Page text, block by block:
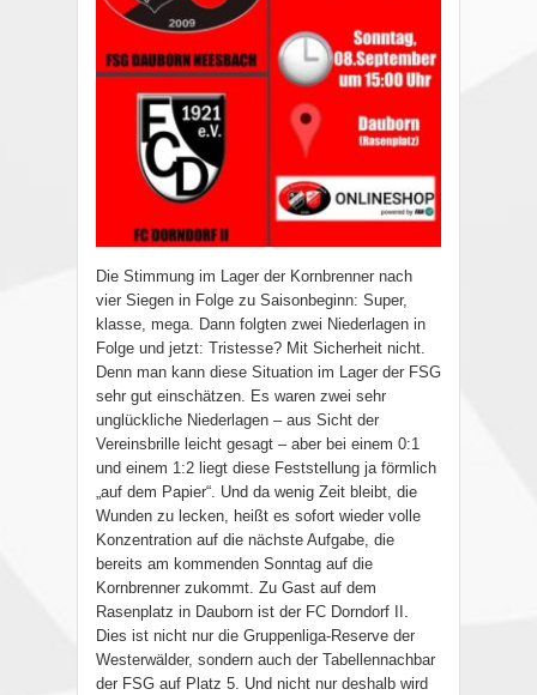
Die Stimmung im Lager der Kornbrenner nach
vier Siegen in Folge zu Saisonbeginn: Super,
klasse, mega. Dann folgten zwei Niederlagen in
Folge und jetzt: Tristesse? Mit Sicherheit nicht.
Denn man kann diese Situation im Lager der FSG
sehr gut einschätzen. Es waren zwei sehr
unglückliche Niederlagen – aus Sicht der
Vereinsbrille leicht gesagt – aber bei einem 0:1
und einem 1:2 liegt diese Feststellung ja förmlich
„auf dem Papier“. Und da wenig Zeit bleibt, die
Wunden zu lecken, heißt es sofort wieder volle
Konzentration auf die nächste Aufgabe, die
bereits am kommenden Sonntag auf die
Kornbrenner zukommt. Zu Gast auf dem
Rasenplatz in Dauborn ist der FC Dorndorf II.
Dies ist nicht nur die Gruppenliga-Reserve der
Westerwälder, sondern auch der Tabellennachbar
der FSG auf Platz 5. Und nicht nur deshalb wird